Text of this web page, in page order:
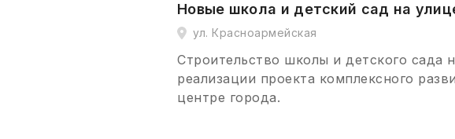
Новые школа и детский сад на
ул. Красноармейская
Строительство школы и детского сада
реализации проекта комплексного
центре города.